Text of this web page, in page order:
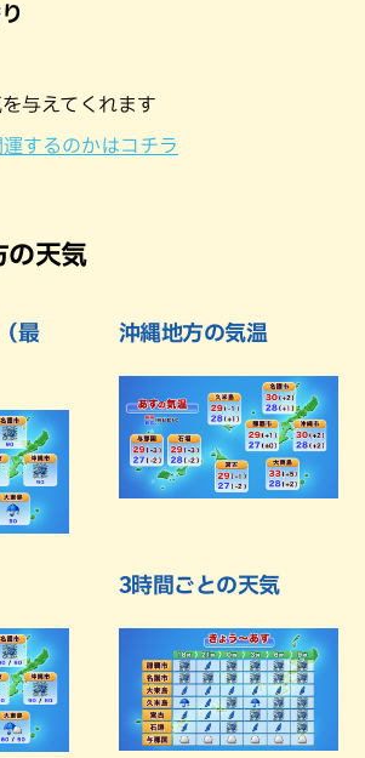
与えてくれます
するのかはコチラ
の天気
最
沖縄地方の気温
3時間ごとの天気